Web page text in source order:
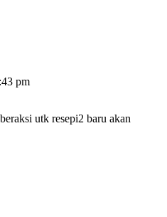
pm
utk resepi2 baru akan